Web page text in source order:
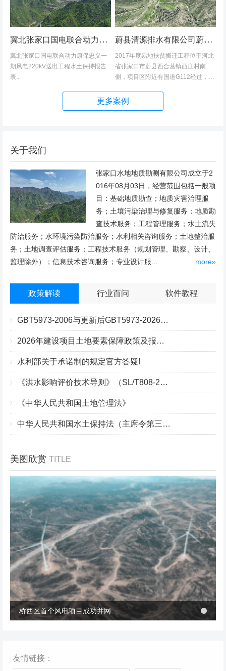
冀北张家口国电联合动力康保忠义一期风电220kV送出工程水土保持报告表
冀北张家口国电联合动力康保忠义一
期风电220kV送出工程水土保持报告
表...
蔚县清源排水有限公司蔚县2017年度易地扶贫搬迁工程（一期）水土保持方案
2017年度易地扶贫搬迁工程位于河北
省张家口市蔚县西合营镇西庄村南
侧，项目区附近有国道G112经过，交
位置优越。项目地理位置图见附图1。
项目总占地面积14.82hm2,...
更多案例
关于我们
张家口水地地质勘测有限公司成立于2
016年08月03日，经营范围包括一般项
目：基础地质勘查；地质灾害治理服
务；土壤污染治理与修复服务；地质勘
查技术服务；工程管理服务；水土流失
防治服务；水环境污染防治服务；水利相关咨询服务；土地整治服
务；土地调查评估服务；工程技术服务（规划管理、勘察、设计、
监理除外）；信息技术咨询服务；专业设计服...
more»
政策解读 行业百问 软件教程
GBT5973-2006与更新后GBT5973-2026区别你知道几点？
2026年建设项目土地要素保障政策及报批流程
水利部关于承诺制的规定官方答疑!
《洪水影响评价技术导则》（SL/T808-2025）核心解读
《中华人民共和国土地管理法》
中华人民共和国水土保持法（主席令第三十九号）
美图欣赏 TITLE
桥西区首个风电项目成功并网 助力绿电转型与乡村共富
冬季张北风景 桥西区首个风电项目成功并网 助力绿电转型与乡村共富
友情链接：